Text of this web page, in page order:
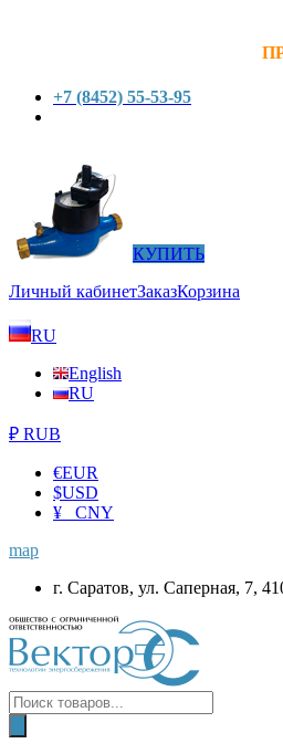
+7 (8452) 55-53-95
КУПИТЬ
Личный кабинетЗаказКорзина
RU
English
RU
₽ RUB
€EUR
$USD
¥ CNY
map
г. Саратов, ул. Саперная, 7,